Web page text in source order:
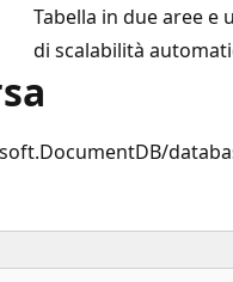
Tabella in due aree e
di scalabilità